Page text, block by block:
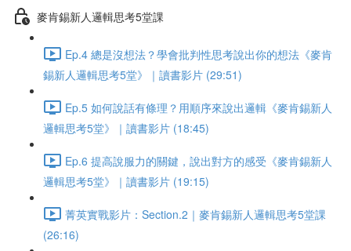
麥肯錫新人邏輯思考5堂課
Ep.4 總是沒想法？學會批判性思考說出你的想法《麥肯
錫新人邏輯思考5堂》｜讀書影片 (29:51)
Ep.5 如何說話有條理？用順序來說出邏輯《麥肯錫新人
邏輯思考5堂》｜讀書影片 (18:45)
Ep.6 提高說服力的關鍵，說出對方的感受《麥肯錫新人
邏輯思考5堂》｜讀書影片 (19:15)
菁英實戰影片：Section.2｜麥肯錫新人邏輯思考5堂課
(26:16)